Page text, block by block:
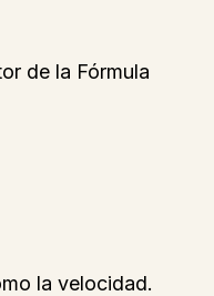
de la Fórmula
la velocidad.